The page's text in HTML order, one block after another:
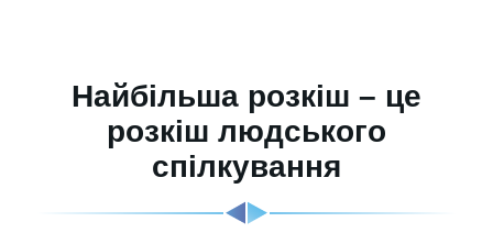
Найбільша розкіш – це
розкіш людського
спілкування